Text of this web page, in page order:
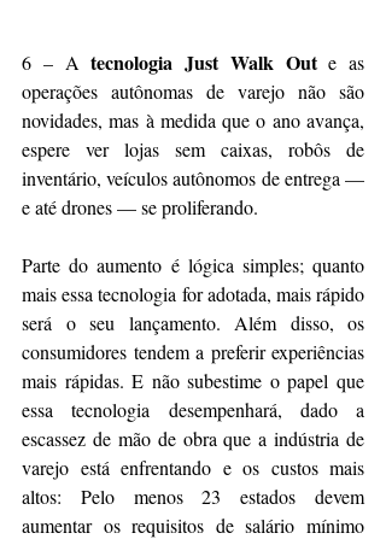
6 – A tecnologia Just Walk Out e as
operações autônomas de varejo não são
novidades, mas à medida que o ano avança,
espere ver lojas sem caixas, robôs de
inventário, veículos autônomos de entrega —
e até drones — se proliferando.
Parte do aumento é lógica simples; quanto
mais essa tecnologia for adotada, mais rápido
será o seu lançamento. Além disso, os
consumidores tendem a preferir experiências
mais rápidas. E não subestime o papel que
essa tecnologia desempenhará, dado a
escassez de mão de obra que a indústria de
varejo está enfrentando e os custos mais
altos: Pelo menos 23 estados devem
aumentar os requisitos de salário mínimo